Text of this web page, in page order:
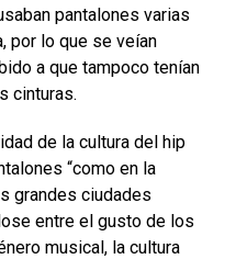
pantalones varias
por lo que se veían
a que tampoco tenían
cinturas.
de la cultura del hip
“como en la
grandes ciudades
entre el gusto de los
musical, la cultura